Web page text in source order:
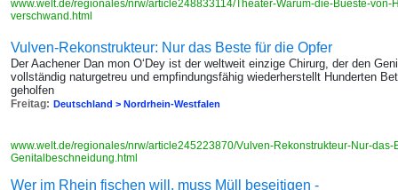
www.welt.de/regionales/nrw/article248833114/Theater-Warum-die-Bueste-
verschwand.html
Vulven-Rekonstrukteur: Nur das Beste für die Opfer
Der Aachener Dan mon O‘Dey ist der weltweit einzige Chirurg, der den
vollständig naturgetreu und empfindungsfähig wiederherstellt Hunderten
geholfen
Freitag: Deutschland > Nordrhein-Westfalen
www.welt.de/regionales/nrw/article245223870/Vulven-Rekonstrukteur-Nur-
Genitalbeschneidung.html
Wer im Rhein fischen will, muss Müll beseitigen -